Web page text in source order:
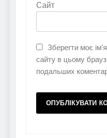
Сайт
Зберегти моє
сайту в цьому
подальших